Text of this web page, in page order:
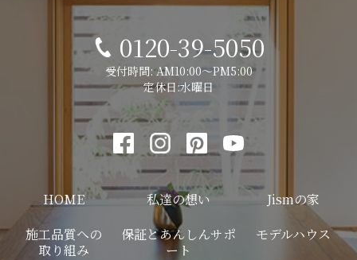
0120-39-5050
受付時間: AM10:00～PM5:00
定休日:水曜日
HOME 私達の想い
Jismの家
施工品質への
取り組み
保証とあんしんサポ
ート
モデルハウス